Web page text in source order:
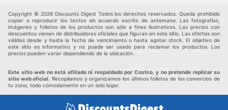
Copyright © 2026 Discounts Digest Todos los derechos reservados. Queda prohibido
copiar o reproducir los textos sin acuerdo escrito de antemano. Las fotografías,
imágenes y folletos de los productos son sólo a fines ilustrativos. Las precios con
descuentos vienen de distribuidores oficiales que figuran en este sitio. Las ofertas son
válidas desde y hasta la fecha de vencimiento o hasta agotar stock. El objetivo de
este sitio es informativo y no puede ser usado para reclamar los productos. Los
precios pueden variar dependiendo de la ubicación.
Este sitio web no está afiliado ni respaldado por Costco, y no pretende replicar su
sitio web oficial. Recopilamos y organizamos los últimos folletos de los comercios de
tu zona, todo cómodamente en un solo lugar.